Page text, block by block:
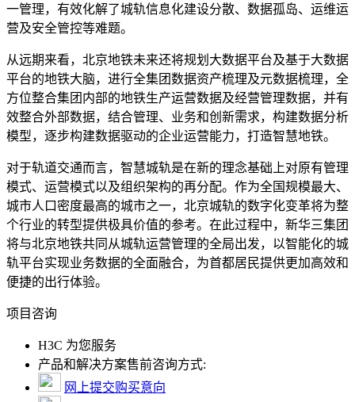
一管理，有效化解了城轨信息化建设分散、数据孤岛、运维运
营及安全管控等难题。
从远期来看，北京地铁未来还将规划大数据平台及基于大数据
平台的地铁大脑，进行全集团数据资产梳理及元数据梳理，全
方位整合集团内部的地铁生产运营数据及经营管理数据，并有
效整合外部数据，结合管理、业务和创新需求，构建数据分析
模型，逐步构建数据驱动的企业运营能力，打造智慧地铁。
对于轨道交通而言，智慧城轨是在新的理念基础上对原有管理
模式、运营模式以及组织架构的再分配。作为全国规模最大、
城市人口密度最高的城市之一，北京城轨的数字化变革将为整
个行业的转型提供极具价值的参考。在此过程中，新华三集团
将与北京地铁共同从城轨运营管理的全局出发，以智能化的城
轨平台实现业务数据的全面融合，为首都居民提供更加高效和
便捷的出行体验。
项目咨询
H3C 为您服务
产品和解决方案售前咨询方式:
网上提交购买意向